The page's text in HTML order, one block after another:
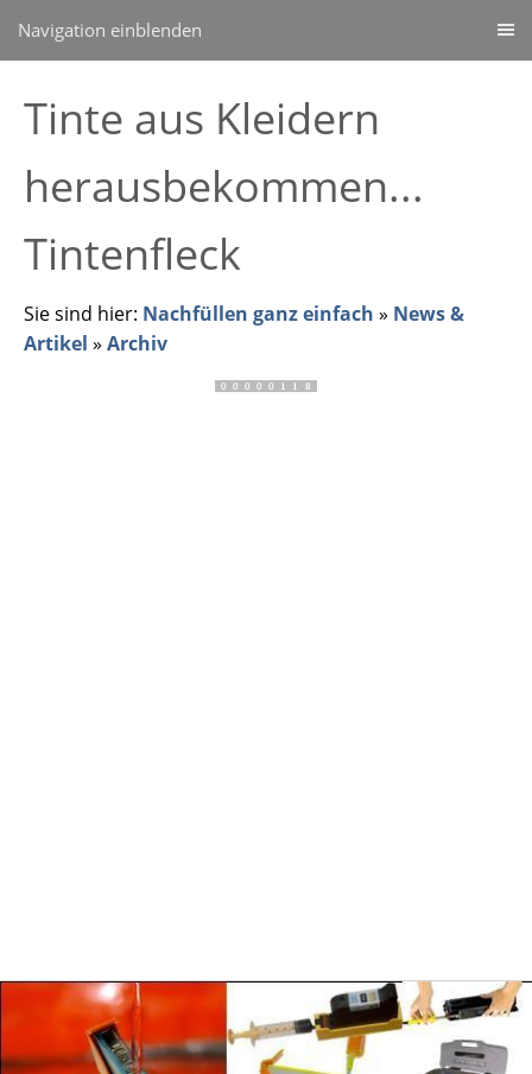
Navigation einblenden
Tinte aus Kleidern
herausbekommen...
Tintenfleck
Sie sind hier: Nachfüllen ganz einfach » News &
Artikel » Archiv